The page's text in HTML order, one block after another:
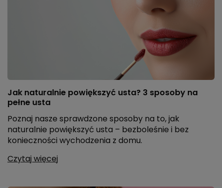
Jak naturalnie powiększyć usta? 3 sposoby na
pełne usta
Poznaj nasze sprawdzone sposoby na to, jak
naturalnie powiększyć usta – bezboleśnie i bez
konieczności wychodzenia z domu.
Czytaj więcej